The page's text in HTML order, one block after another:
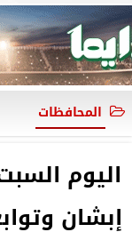
المحافظات
اليوم
إبشان